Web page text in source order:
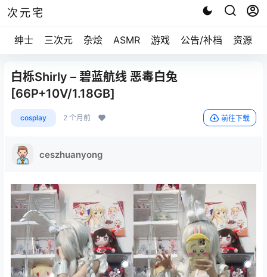
次元宅
绅士 三次元 杂烩 ASMR 游戏 公告/补档 资源求
白栎Shirly – 碧蓝航线 恶毒白兔
[66P+10V/1.18GB]
cosplay 2 个月前 前往下载
ceszhuanyong